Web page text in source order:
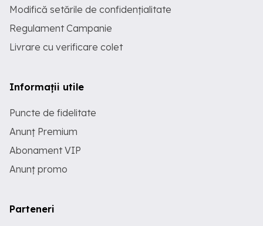
Modifică setările de confidențialitate
Regulament Campanie
Livrare cu verificare colet
Informații utile
Puncte de fidelitate
Anunț Premium
Abonament VIP
Anunț promo
Parteneri